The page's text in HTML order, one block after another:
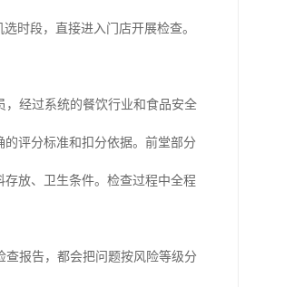
时段，直接进入门店开展检查。
经过系统的餐饮行业和食品安全
评分标准和扣分依据。前堂部分
放、卫生条件。检查过程中全程
报告，都会把问题按风险等级分